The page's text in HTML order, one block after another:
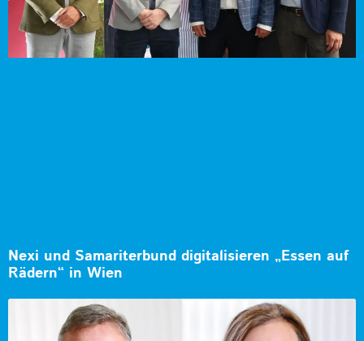
Nexi und Samariterbund digitalisieren „Essen auf
Rädern“ in Wien